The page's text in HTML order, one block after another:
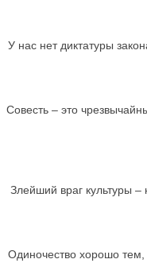
У нас нет диктатуры
Совесть – это
Злейший враг культуры –
Одиночество хорошо тем,